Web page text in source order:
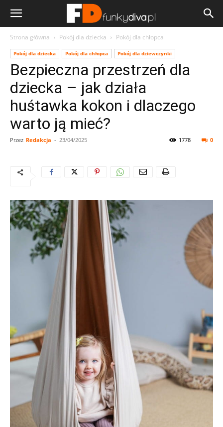
Strona główna Pokój dla dziecka Pokój dla chłopca
Pokój dla dziecka Pokój dla chłopca Pokój dla dziewczynki
Bezpieczna przestrzeń dla
dziecka – jak działa
huśtawka kokon i dlaczego
warto ją mieć?
Przez Redakcja - 23/04/2025 0
1778